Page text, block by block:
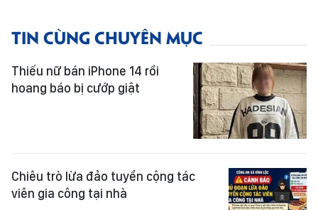
TIN CÙNG CHUYÊN MỤC
Thiếu nữ bán iPhone 14 rồi
hoang báo bị cướp giật
Chiêu trò lừa đảo tuyển cộng tác
viên gia công tại nhà